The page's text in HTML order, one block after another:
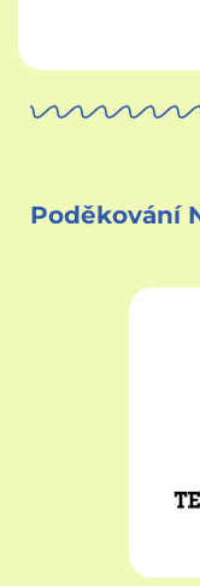
Poděkování